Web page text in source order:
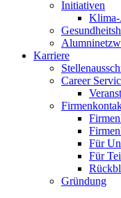
Initiativen
Karriere
Career
Für
Für
Gründung